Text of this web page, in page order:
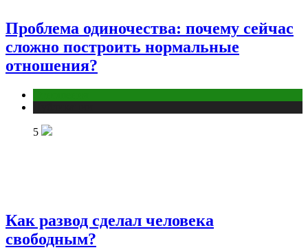
Проблема одиночества: почему сейчас
сложно построить нормальные
отношения?
5
Как развод сделал человека
свободным?